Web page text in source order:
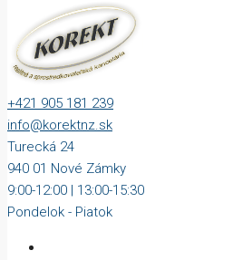
+421 905 181 239
info@korektnz.sk
Turecká 24
940 01 Nové Zámky
9:00-12:00 | 13:00-15:30
Pondelok - Piatok